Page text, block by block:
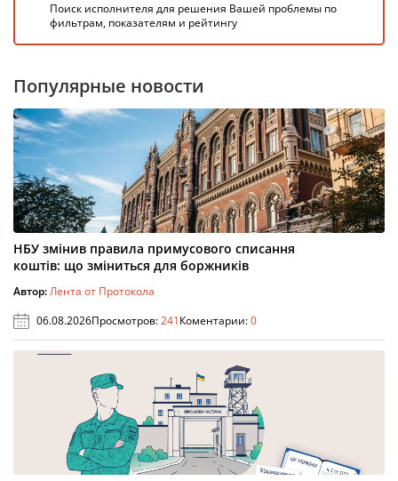
Поиск исполнителя для решения Вашей проблемы по
фильтрам, показателям и рейтингу
Популярные новости
НБУ змінив правила примусового списання
коштів: що зміниться для боржників
Автор:Лента от Протокола
06.08.2026Просмотров:241Коментарии:0